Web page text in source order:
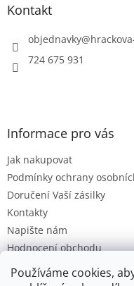
Používáme cookies,
Kontakt
objednavky@
724 675 931
Informace pro vás
Jak nakupovat
Podmínky ochrany
Doručení Vaší zásilky
Kontakty
Napište nám
Hodnocení obchodu
Moje objednávka
Obchodní Podmínky